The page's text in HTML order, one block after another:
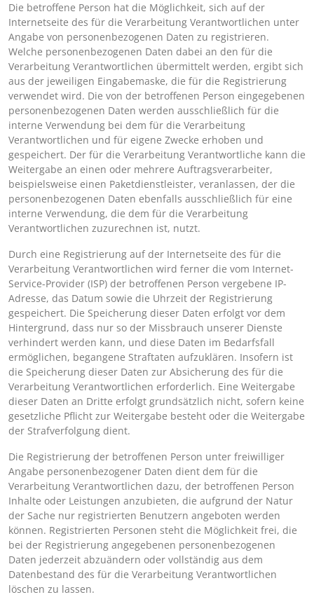
Die betroffene Person hat die Möglichkeit, sich auf der
Internetseite des für die Verarbeitung Verantwortlichen unter
Angabe von personenbezogenen Daten zu registrieren.
Welche personenbezogenen Daten dabei an den für die
Verarbeitung Verantwortlichen übermittelt werden, ergibt sich
aus der jeweiligen Eingabemaske, die für die Registrierung
verwendet wird. Die von der betroffenen Person eingegebenen
personenbezogenen Daten werden ausschließlich für die
interne Verwendung bei dem für die Verarbeitung
Verantwortlichen und für eigene Zwecke erhoben und
gespeichert. Der für die Verarbeitung Verantwortliche kann die
Weitergabe an einen oder mehrere Auftragsverarbeiter,
beispielsweise einen Paketdienstleister, veranlassen, der die
personenbezogenen Daten ebenfalls ausschließlich für eine
interne Verwendung, die dem für die Verarbeitung
Verantwortlichen zuzurechnen ist, nutzt.
Durch eine Registrierung auf der Internetseite des für die
Verarbeitung Verantwortlichen wird ferner die vom Internet-
Service-Provider (ISP) der betroffenen Person vergebene IP-
Adresse, das Datum sowie die Uhrzeit der Registrierung
gespeichert. Die Speicherung dieser Daten erfolgt vor dem
Hintergrund, dass nur so der Missbrauch unserer Dienste
verhindert werden kann, und diese Daten im Bedarfsfall
ermöglichen, begangene Straftaten aufzuklären. Insofern ist
die Speicherung dieser Daten zur Absicherung des für die
Verarbeitung Verantwortlichen erforderlich. Eine Weitergabe
dieser Daten an Dritte erfolgt grundsätzlich nicht, sofern keine
gesetzliche Pflicht zur Weitergabe besteht oder die Weitergabe
der Strafverfolgung dient.
Die Registrierung der betroffenen Person unter freiwilliger
Angabe personenbezogener Daten dient dem für die
Verarbeitung Verantwortlichen dazu, der betroffenen Person
Inhalte oder Leistungen anzubieten, die aufgrund der Natur
der Sache nur registrierten Benutzern angeboten werden
können. Registrierten Personen steht die Möglichkeit frei, die
bei der Registrierung angegebenen personenbezogenen
Daten jederzeit abzuändern oder vollständig aus dem
Datenbestand des für die Verarbeitung Verantwortlichen
löschen zu lassen.